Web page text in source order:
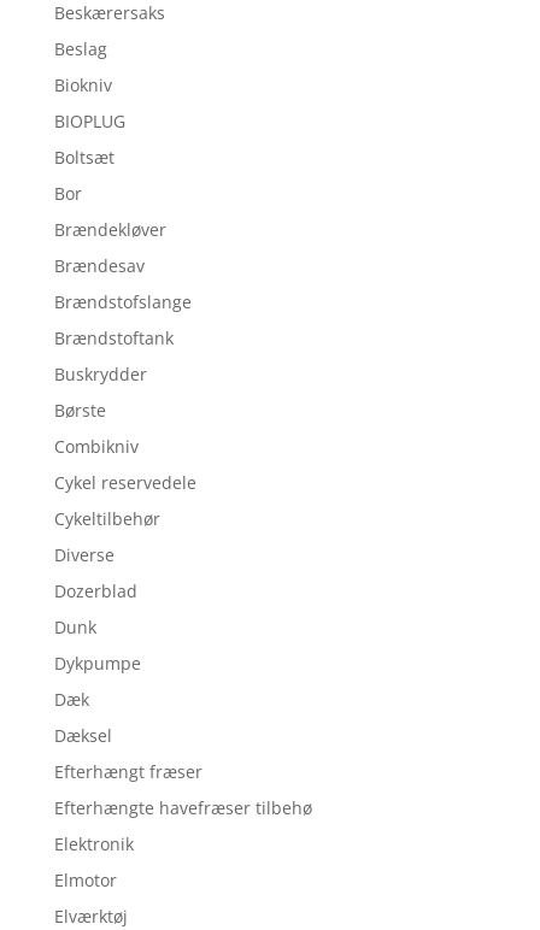
Beskærersaks
Beslag
Biokniv
BIOPLUG
Boltsæt
Bor
Brændekløver
Brændesav
Brændstofslange
Brændstoftank
Buskrydder
Børste
Combikniv
Cykel reservedele
Cykeltilbehør
Diverse
Dozerblad
Dunk
Dykpumpe
Dæk
Dæksel
Efterhængt fræser
Efterhængte havefræser tilbehø
Elektronik
Elmotor
Elværktøj